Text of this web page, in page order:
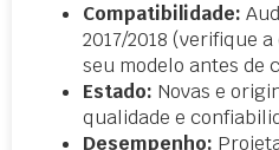
Compatibilidade:
2017/2018 (verifique
seu modelo antes de
Estado: Novas e
qualidade e
Desempenho: